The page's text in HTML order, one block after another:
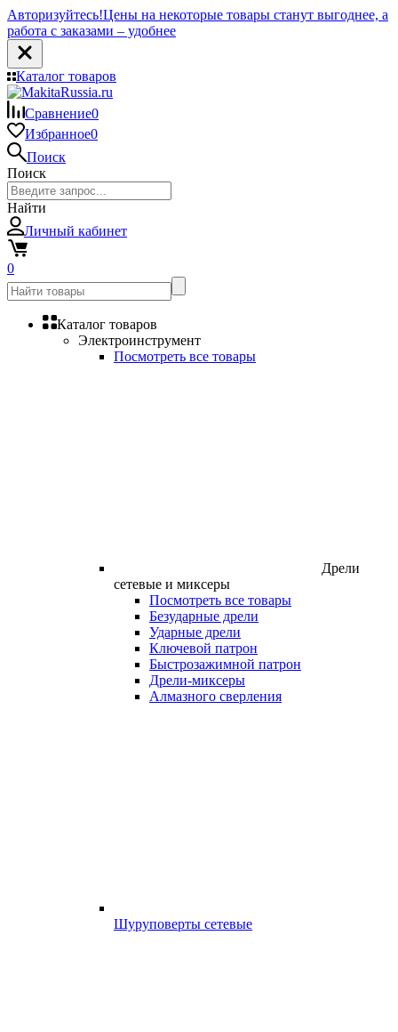
Авторизуйтесь!Цены на некоторые товары станут выгоднее, а
работа с заказами – удобнее
Каталог товаров
Сравнение0
Избранное0
Поиск
Поиск
Найти
Личный кабинет
0
Каталог товаров
Электроинструмент
Посмотреть все товары
Дрели
сетевые и миксеры
Посмотреть все товары
Безударные дрели
Ударные дрели
Ключевой патрон
Быстрозажимной патрон
Дрели-миксеры
Алмазного сверления
Шуруповерты сетевые